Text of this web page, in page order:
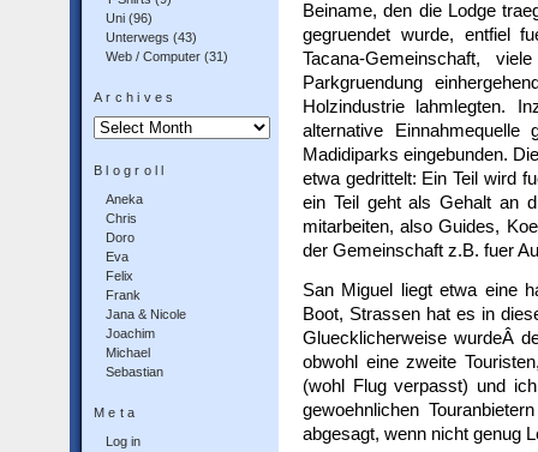
Uni (96)
Unterwegs (43)
Web / Computer (31)
Archives
Archives
Blogroll
Aneka
Chris
Doro
Eva
Felix
Frank
Jana & Nicole
Joachim
Michael
Sebastian
Meta
Log in
Beiname, den die Lodge
gegruendet wurde, entfiel
Tacana-Gemeinschaft,
Parkgruendung
Holzindustrie lahmlegten.
alternative
Madidiparks eingebunden.
etwa gedrittelt: Ein Teil wird
ein Teil geht als Gehalt an
mitarbeiten, also Guides,
der Gemeinschaft z.B. fuer
San Miguel liegt etwa eine
Boot, Strassen hat es in
Gluecklicherweise wurdeÂ
obwohl eine zweite
(wohl Flug verpasst) und
gewoehnlichen
abgesagt, wenn nicht genug